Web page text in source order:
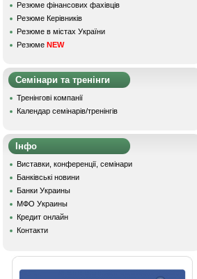
Резюме фінансових фахівців
Резюме Керівників
Резюме в містах України
Резюме NEW
Семінари та тренінги
Тренінгові компанії
Календар семінарів/тренінгів
Інфо
Виставки, конференції, семінари
Банківські новини
Банки Украины
МФО Украины
Кредит онлайн
Контакти